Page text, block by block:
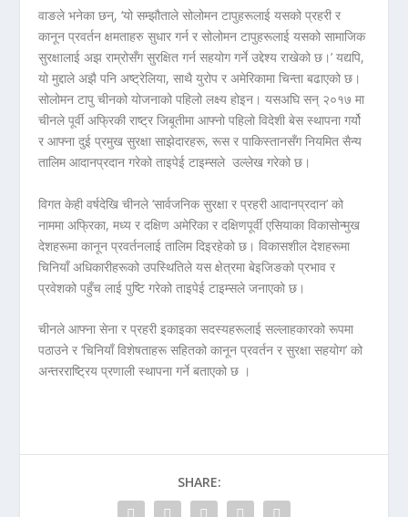
वाङले भनेका छन्, ‘यो सम्झौताले सोलोमन टापुहरूलाई यसको प्रहरी र
कानून प्रवर्तन क्षमताहरु सुधार गर्न र सोलोमन टापुहरूलाई यसको सामाजिक
सुरक्षालाई अझ राम्रोसँग सुरक्षित गर्न सहयोग गर्ने उद्देश्य राखेको छ।’ यद्यपि,
यो मुद्दाले अझै पनि अष्ट्रेलिया, साथै युरोप र अमेरिकामा चिन्ता बढाएको छ।
सोलोमन टापु चीनको योजनाको पहिलो लक्ष्य होइन। यसअघि सन् २०१७ मा
चीनले पूर्वी अफ्रिकी राष्ट्र जिबूतीमा आफ्नो पहिलो विदेशी बेस स्थापना गर्यो
र आफ्ना दुई प्रमुख सुरक्षा साझेदारहरू, रूस र पाकिस्तानसँग नियमित सैन्य
तालिम आदानप्रदान गरेको ताइपेई टाइम्सले उल्लेख गरेको छ।
विगत केही वर्षदेखि चीनले ‘सार्वजनिक सुरक्षा र प्रहरी आदानप्रदान’ को
नाममा अफ्रिका, मध्य र दक्षिण अमेरिका र दक्षिणपूर्वी एसियाका विकासोन्मुख
देशहरूमा कानून प्रवर्तनलाई तालिम दिइरहेको छ। विकासशील देशहरूमा
चिनियाँ अधिकारीहरूको उपस्थितिले यस क्षेत्रमा बेइजिङको प्रभाव र
प्रवेशको पहुँच लाई पुष्टि गरेको ताइपेई टाइम्सले जनाएको छ।
चीनले आफ्ना सेना र प्रहरी इकाइका सदस्यहरूलाई सल्लाहकारको रूपमा
पठाउने र ‘चिनियाँ विशेषताहरू सहितको कानून प्रवर्तन र सुरक्षा सहयोग’ को
अन्तरराष्ट्रिय प्रणाली स्थापना गर्ने बताएको छ ।
SHARE: